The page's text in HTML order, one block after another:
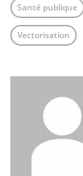
Santé publique
Vectorisation